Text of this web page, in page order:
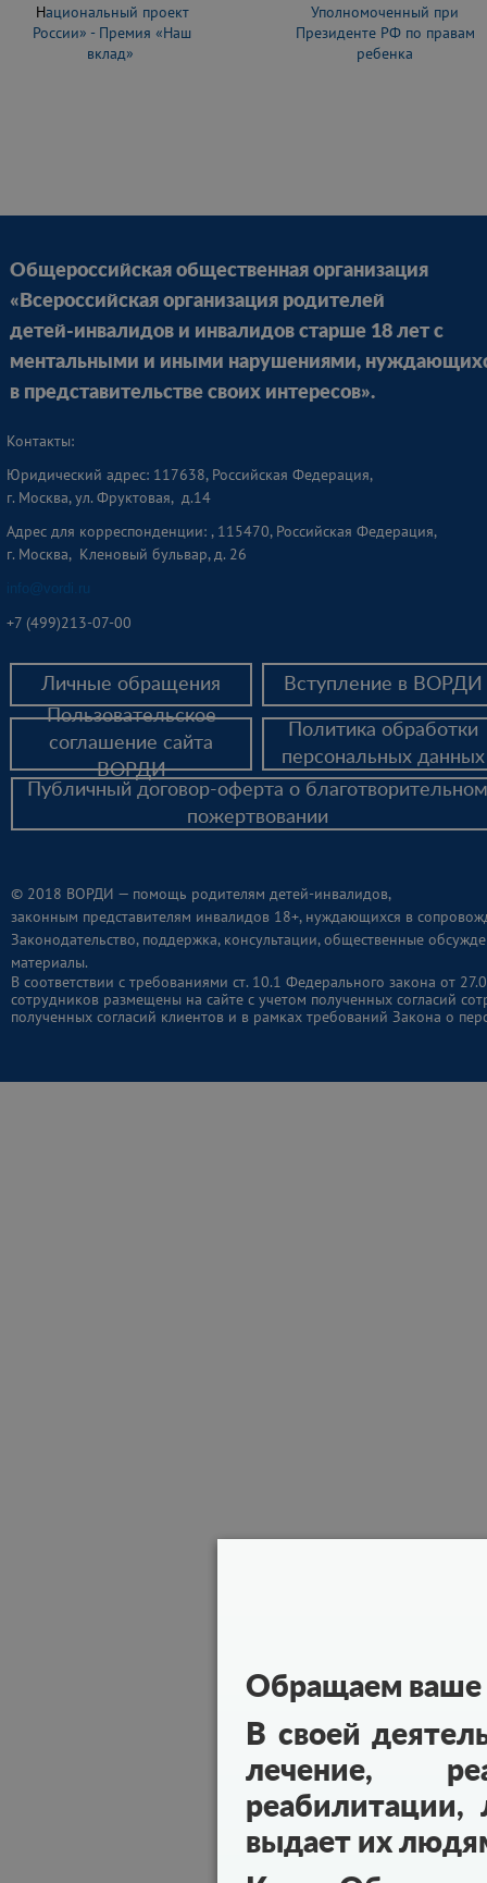
Уполномоченный при
Президенте РФ по правам
ребенка
Национальный проект
России» - Премия «Наш
вклад»
Общероссийская общественная организация
«Всероссийская организация родителей
детей-инвалидов и инвалидов старше 18 лет с
ментальными и иными нарушениями,
в представительстве своих интересов».
Контакты:
Юридический адрес: 117638, Российская Федерация,
г. Москва, ул. Фруктовая, д.14
Адрес для корреспонденции: , 115470, Российская Федерация,
г. Москва, Кленовый бульвар, д. 26
info@vordi.ru
+7 (499)213-07-00
Личные обращения
Вступление в ВОРДИ
Пользовательское
соглашение сайта
ВОРДИ
© 2018 ВОРДИ — помощь родителям детей-инвалидов,
законным представителям инвалидов 18+, нуждающихся в
Законодательство, поддержка, консультации, общественные
материалы.
Политика обработки
персональных данных
Публичный договор-оферта о благотворительном
пожертвовании
В соответствии с требованиями ст. 10.1 Федерального закона от
сотрудников размещены на сайте с учетом полученных согласий
полученных согласий клиентов и в рамках требований Закона о
Обращаем ваше
В своей
лечение,
реабилитации,
выдает их